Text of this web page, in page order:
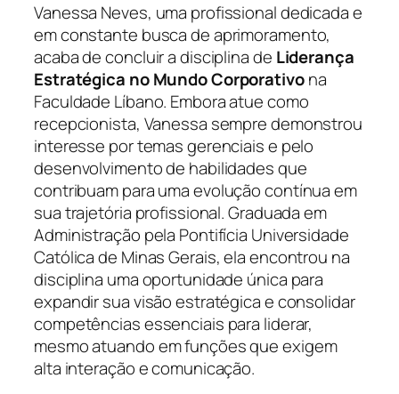
Vanessa Neves, uma profissional dedicada e
em constante busca de aprimoramento,
acaba de concluir a disciplina de Liderança
Estratégica no Mundo Corporativona
Faculdade Líbano. Embora atue como
recepcionista, Vanessa sempre demonstrou
interesse por temas gerenciais e pelo
desenvolvimento de habilidades que
contribuam para uma evolução contínua em
sua trajetória profissional. Graduada em
Administração pela Pontifícia Universidade
Católica de Minas Gerais, ela encontrou na
disciplina uma oportunidade única para
expandir sua visão estratégica e consolidar
competências essenciais para liderar,
mesmo atuando em funções que exigem
alta interação e comunicação.